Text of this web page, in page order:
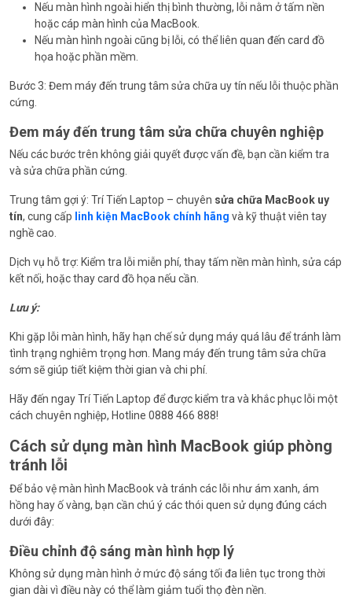
Nếu màn hình ngoài hiển thị bình thường, lỗi nằm ở tấm nền
hoặc cáp màn hình của MacBook.
Nếu màn hình ngoài cũng bị lỗi, có thể liên quan đến card đồ
họa hoặc phần mềm.
Bước 3: Đem máy đến trung tâm sửa chữa uy tín nếu lỗi thuộc phần
cứng.
Đem máy đến trung tâm sửa chữa chuyên nghiệp
Nếu các bước trên không giải quyết được vấn đề, bạn cần kiểm tra
và sửa chữa phần cứng.
Trung tâm gợi ý: Trí Tiến Laptop – chuyên sửa chữa MacBook uy
tín, cung cấp linh kiện MacBook chính hãng và kỹ thuật viên tay
nghề cao.
Dịch vụ hỗ trợ: Kiểm tra lỗi miễn phí, thay tấm nền màn hình, sửa cáp
kết nối, hoặc thay card đồ họa nếu cần.
Lưu ý:
Khi gặp lỗi màn hình, hãy hạn chế sử dụng máy quá lâu để tránh làm
tình trạng nghiêm trọng hơn. Mang máy đến trung tâm sửa chữa
sớm sẽ giúp tiết kiệm thời gian và chi phí.
Hãy đến ngay Trí Tiến Laptop để được kiểm tra và khắc phục lỗi một
cách chuyên nghiệp, Hotline 0888 466 888!
Cách sử dụng màn hình MacBook giúp phòng
tránh lỗi
Để bảo vệ màn hình MacBook và tránh các lỗi như ám xanh, ám
hồng hay ố vàng, bạn cần chú ý các thói quen sử dụng đúng cách
dưới đây:
Điều chỉnh độ sáng màn hình hợp lý
Không sử dụng màn hình ở mức độ sáng tối đa liên tục trong thời
gian dài vì điều này có thể làm giảm tuổi thọ đèn nền.